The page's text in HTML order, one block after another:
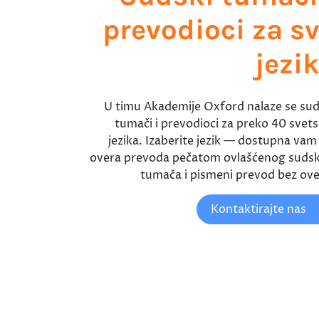
prevodioci za
U timu Akademije Oxford nalaze se
tumači i prevodioci za preko 40
jezika. Izaberite jezik — dostupna vam
overa prevoda pečatom ovlašćenog
tumača i pismeni prevod bez
Kontaktirajte nas